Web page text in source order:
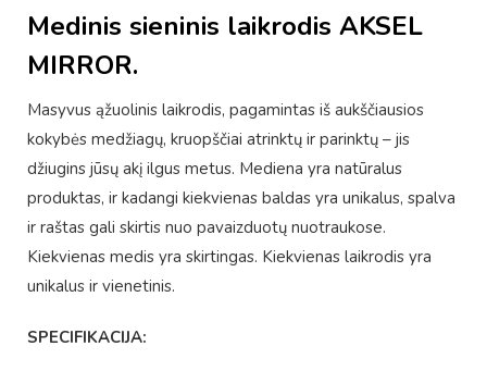
Medinis sieninis laikrodis AKSEL
MIRROR.
Masyvus ąžuolinis laikrodis, pagamintas iš aukščiausios
kokybės medžiagų, kruopščiai atrinktų ir parinktų – jis
džiugins jūsų akį ilgus metus. Mediena yra natūralus
produktas, ir kadangi kiekvienas baldas yra unikalus, spalva
ir raštas gali skirtis nuo pavaizduotų nuotraukose.
Kiekvienas medis yra skirtingas. Kiekvienas laikrodis yra
unikalus ir vienetinis.
SPECIFIKACIJA: